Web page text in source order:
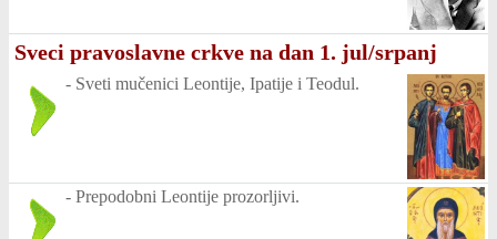
Sveci pravoslavne crkve na dan 1. jul/srpanj
- Sveti mučenici Leontije, Ipatije i Teodul.
- Prepodobni Leontije prozorljivi.